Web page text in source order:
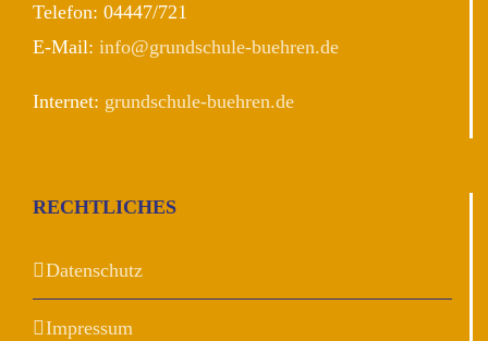
Telefon: 04447/721
E-Mail: info@grundschule-buehren.de
Internet: grundschule-buehren.de
RECHTLICHES
Datenschutz
Impressum